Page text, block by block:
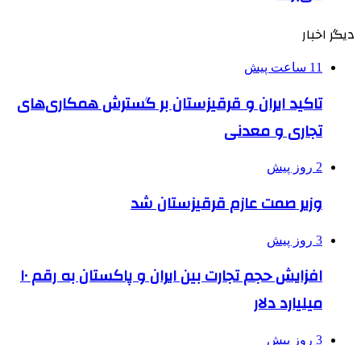
دیگر اخبار
11 ساعت پیش
تاکید ایران و قرقیزستان بر گسترش همکاری‌های
تجاری و معدنی
2 روز پیش
وزیر صمت عازم قرقیزستان شد
3 روز پیش
افزایش حجم تجارت بین ایران و پاکستان به رقم ۱۰
میلیارد دلار
3 روز پیش